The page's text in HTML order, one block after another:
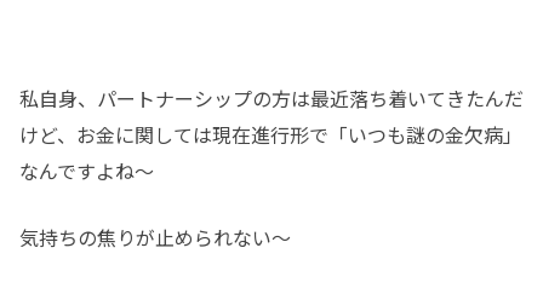
私自身、パートナーシップの方は最近落ち着いてきたんだ
けど、お金に関しては現在進行形で「いつも謎の金欠病」
なんですよね～
気持ちの焦りが止められない～